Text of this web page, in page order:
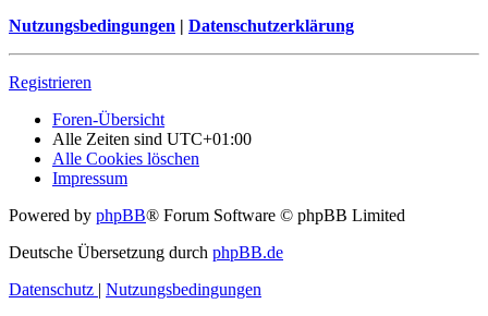
Nutzungsbedingungen | Datenschutzerklärung
Registrieren
Foren-Übersicht
Alle Zeiten sind UTC+01:00
Alle Cookies löschen
Impressum
Powered by phpBB® Forum Software © phpBB Limited
Deutsche Übersetzung durch phpBB.de
Datenschutz | Nutzungsbedingungen